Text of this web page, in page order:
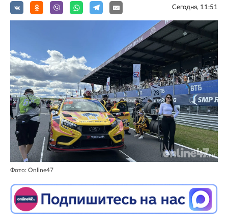
Сегодня, 11:51
Фото: Online47